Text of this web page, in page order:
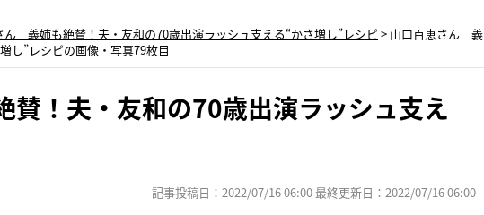
ん 義姉も絶賛！夫・友和の70歳出演ラッシュ支える“かさ増し”レシピ > 山口百恵さん 義
し”レシピの画像・写真79枚目
！夫・友和の70歳出演ラッシュ支え
記事投稿日：2022/07/16 06:00 最終更新日：2022/07/16 06:00